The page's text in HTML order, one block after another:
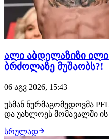
ალი აბდელაზიზი
ბრძოლაზე მუშაობს?!
06 აგვ 2026, 15:43
უსმან ნურმაგომედოვმა
და უახლოეს მომავალში
ჩემპიონის მენეჯერი, ალი
სრულად